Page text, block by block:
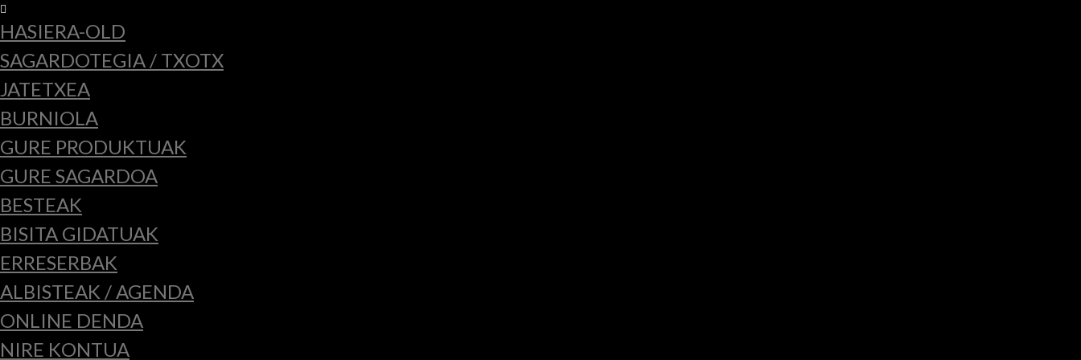
HASIERA-OLD
SAGARDOTEGIA / TXOTX
JATETXEA
BURNIOLA
GURE PRODUKTUAK
GURE SAGARDOA
BESTEAK
BISITA GIDATUAK
ERRESERBAK
ALBISTEAK / AGENDA
ONLINE DENDA
NIRE KONTUA